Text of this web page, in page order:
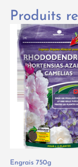
Produits
Engrais 750g